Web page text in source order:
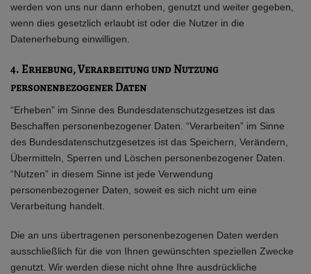
werden von uns nur dann erhoben, genutzt und weiter gegeben,
wenn dies gesetzlich erlaubt ist oder die Nutzer in die
Datenerhebung einwilligen.
4. Erhebung, Verarbeitung und Nutzung
personenbezogener Daten
“Erheben” im Sinne des Bundesdatenschutzgesetzes ist das
Beschaffen personenbezogener Daten. “Verarbeiten” im Sinne
des Bundesdatenschutzgesetzes ist das Speichern, Verändern,
Übermitteln, Sperren und Löschen personenbezogener Daten.
“Nutzen” in diesem Sinne ist jede Verwendung
personenbezogener Daten, soweit es sich nicht um eine
Verarbeitung handelt.
Die an uns übertragenen personenbezogenen Daten werden
ausschließlich für die von Ihnen gewünschten speziellen Zwecke
genutzt. Wir werden diese nicht ohne Ihre ausdrückliche